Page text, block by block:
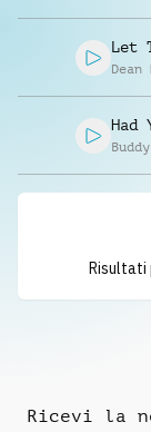
Let
Dean
Had
Risultati
Ricevi la